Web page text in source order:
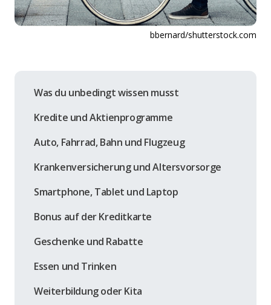
bbernard/shutterstock.com
Was du unbedingt wissen musst
Kredite und Aktienprogramme
Auto, Fahrrad, Bahn und Flugzeug
Krankenversicherung und Altersvorsorge
Smartphone, Tablet und Laptop
Bonus auf der Kreditkarte
Geschenke und Rabatte
Essen und Trinken
Weiterbildung oder Kita